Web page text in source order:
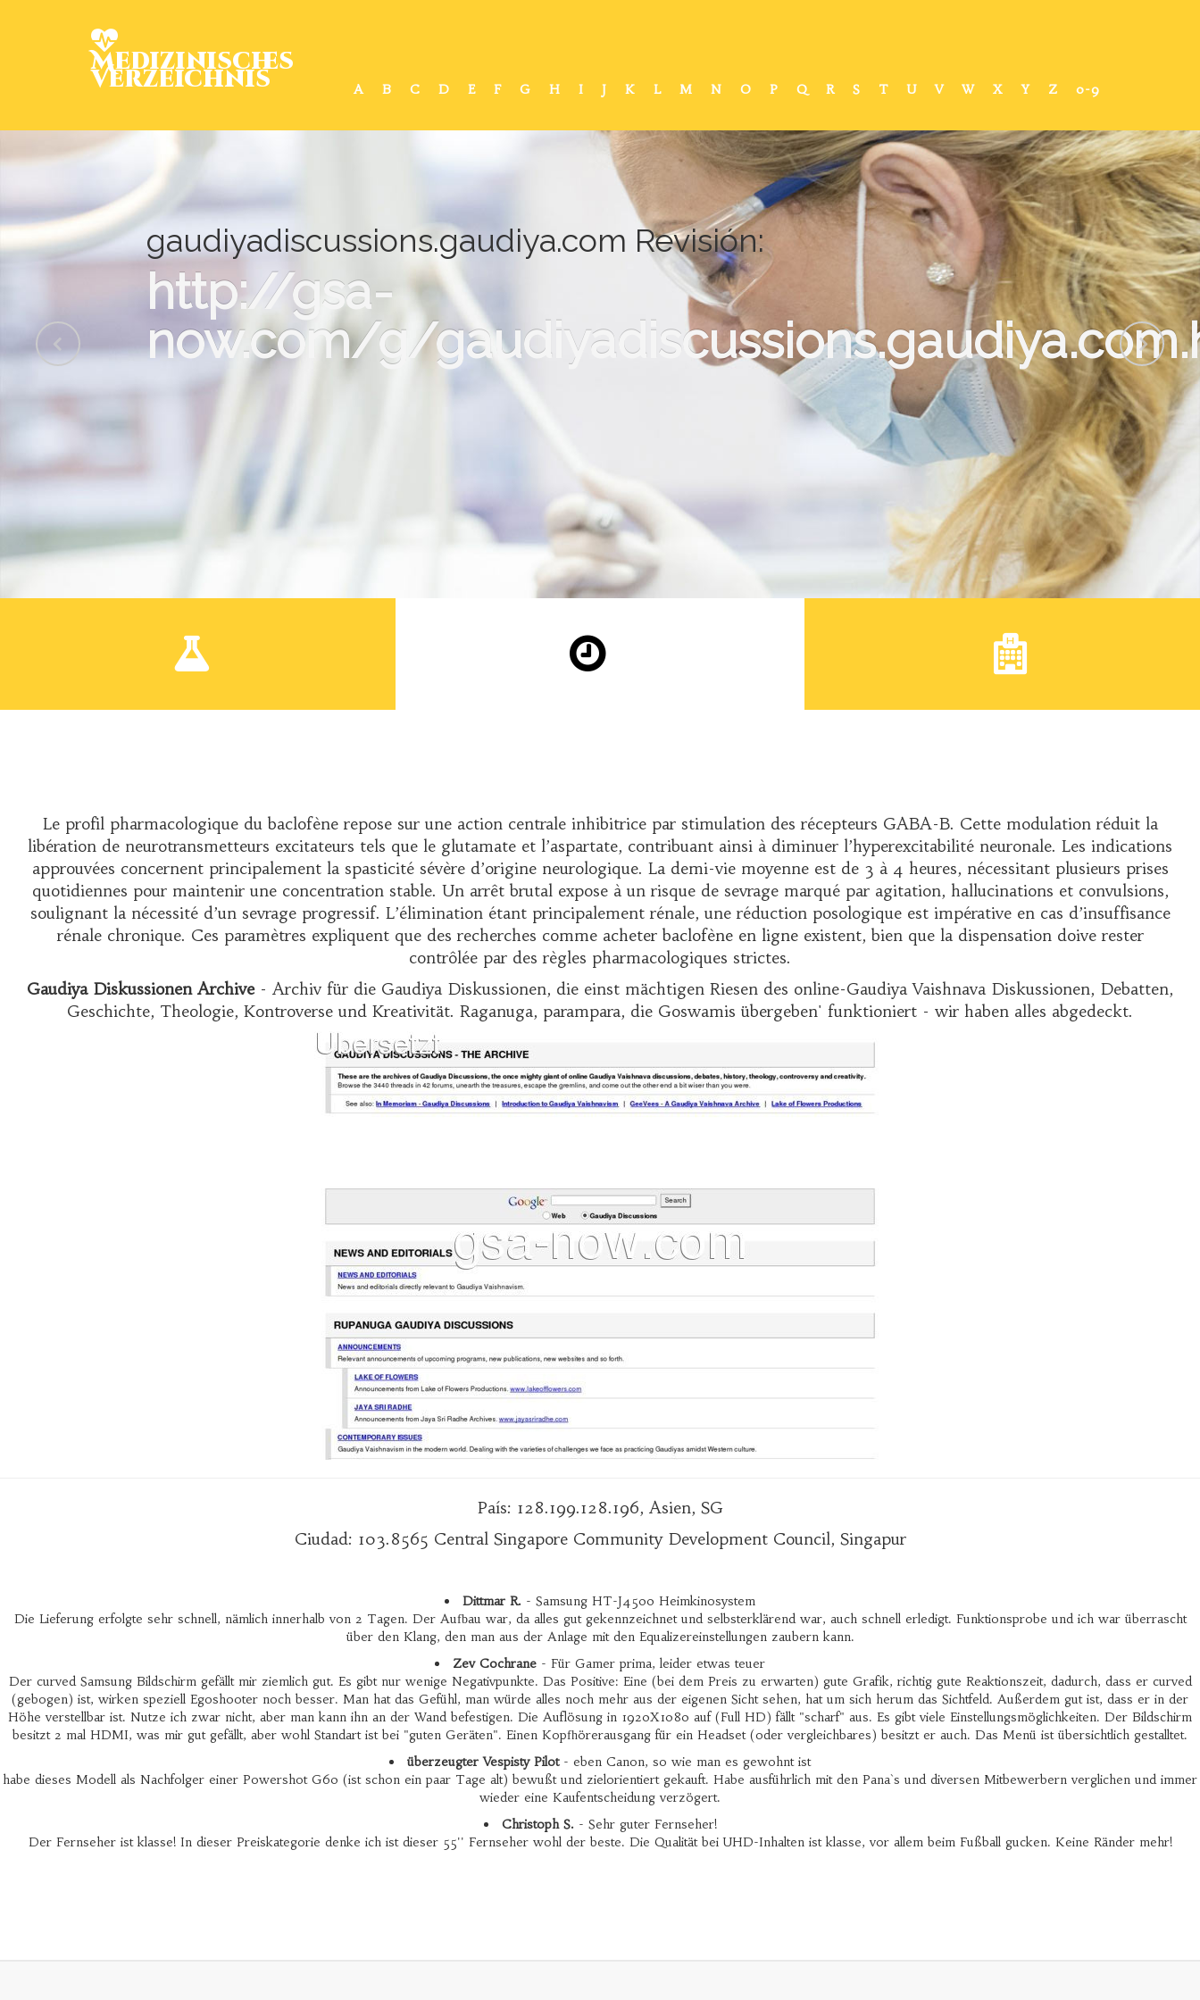
Medizinisches
Verzeichnis A B C D E F G H I J K L M N O P Q R S T U V W X Y Z 0-9
gaudiyadiscussions.gaudiya.com Revisión:
http://gsa-
now.com/g/
Le profil pharmacologique du baclofène repose sur une action centrale inhibitrice par stimulation des récepteurs GABA-B. Cette modulation réduit la
libération de neurotransmetteurs excitateurs tels que le glutamate et l’aspartate, contribuant ainsi à diminuer l’hyperexcitabilité neuronale. Les indications
approuvées concernent principalement la spasticité sévère d’origine neurologique. La demi-vie moyenne est de 3 à 4 heures, nécessitant plusieurs prises
quotidiennes pour maintenir une concentration stable. Un arrêt brutal expose à un risque de sevrage marqué par agitation, hallucinations et convulsions,
soulignant la nécessité d’un sevrage progressif. L’élimination étant principalement rénale, une réduction posologique est impérative en cas d’insuffisance
rénale chronique. Ces paramètres expliquent que des recherches comme acheter baclofène en ligneexistent, bien que la dispensation doive rester
contrôlée par des règles pharmacologiques strictes.
Gaudiya Diskussionen Archive- Archiv für die Gaudiya Diskussionen, die einst mächtigen Riesen des online-Gaudiya Vaishnava Diskussionen, Debatten,
Geschichte, Theologie, Kontroverse und Kreativität. Raganuga, parampara, die Goswamis übergeben' funktioniert - wir haben alles abgedeckt.
País: 128.199.128.196, Asien, SG
Ciudad: 103.8565 Central Singapore Community Development Council, Singapur
Dittmar R. - Samsung HT-J4500 Heimkinosystem
Die Lieferung erfolgte sehr schnell, nämlich innerhalb von 2 Tagen. Der Aufbau war, da alles gut gekennzeichnet und selbsterklärend war, auch schnell erledigt. Funktionsprobe und ich war überrascht
über den Klang, den man aus der Anlage mit den Equalizereinstellungen zaubern kann.
Zev Cochrane - Für Gamer prima, leider etwas teuer
Der curved Samsung Bildschirm gefällt mir ziemlich gut. Es gibt nur wenige Negativpunkte. Das Positive: Eine (bei dem Preis zu erwarten) gute Grafik, richtig gute Reaktionszeit, dadurch, dass er curved
(gebogen) ist, wirken speziell Egoshooter noch besser. Man hat das Gefühl, man würde alles noch mehr aus der eigenen Sicht sehen, hat um sich herum das Sichtfeld. Außerdem gut ist, dass er in der
Höhe verstellbar ist. Nutze ich zwar nicht, aber man kann ihn an der Wand befestigen. Die Auflösung in 1920X1080 auf (Full HD) fällt "scharf" aus. Es gibt viele Einstellungsmöglichkeiten. Der Bildschirm
besitzt 2 mal HDMI, was mir gut gefällt, aber wohl Standart ist bei "guten Geräten". Einen Kopfhörerausgang für ein Headset (oder vergleichbares) besitzt er auch. Das Menü ist übersichtlich gestalltet.
überzeugter Vespisty Pilot- eben Canon, so wie man es gewohnt ist
habe dieses Modell als Nachfolger einer Powershot G60 (ist schon ein paar Tage alt) bewußt und zielorientiert gekauft. Habe ausführlich mit den Pana`s und diversen Mitbewerbern verglichen und immer
wieder eine Kaufentscheidung verzögert.
Christoph S. - Sehr guter Fernseher!
Der Fernseher ist klasse! In dieser Preiskategorie denke ich ist dieser 55'' Fernseher wohl der beste. Die Qualität bei UHD-Inhalten ist klasse, vor allem beim Fußball gucken. Keine Ränder mehr!